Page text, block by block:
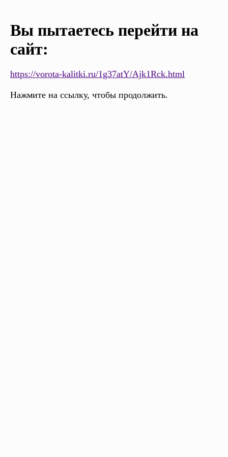
Вы пытаетесь перейти на
сайт:
https://vorota-kalitki.ru/1g37atY/Ajk1Rck.html
Нажмите на ссылку, чтобы продолжить.